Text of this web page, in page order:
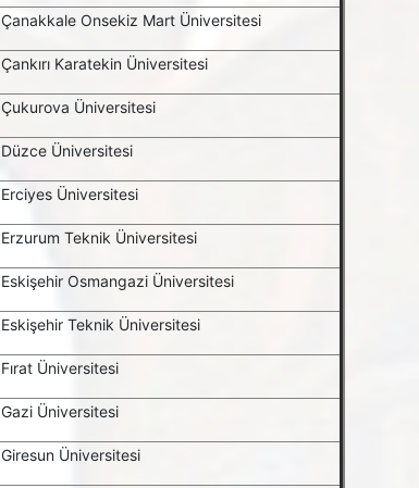
Çanakkale Onsekiz Mart Üniversitesi
Çankırı Karatekin Üniversitesi
Çukurova Üniversitesi
Düzce Üniversitesi
Erciyes Üniversitesi
Erzurum Teknik Üniversitesi
Eskişehir Osmangazi Üniversitesi
Eskişehir Teknik Üniversitesi
Fırat Üniversitesi
Gazi Üniversitesi
Giresun Üniversitesi